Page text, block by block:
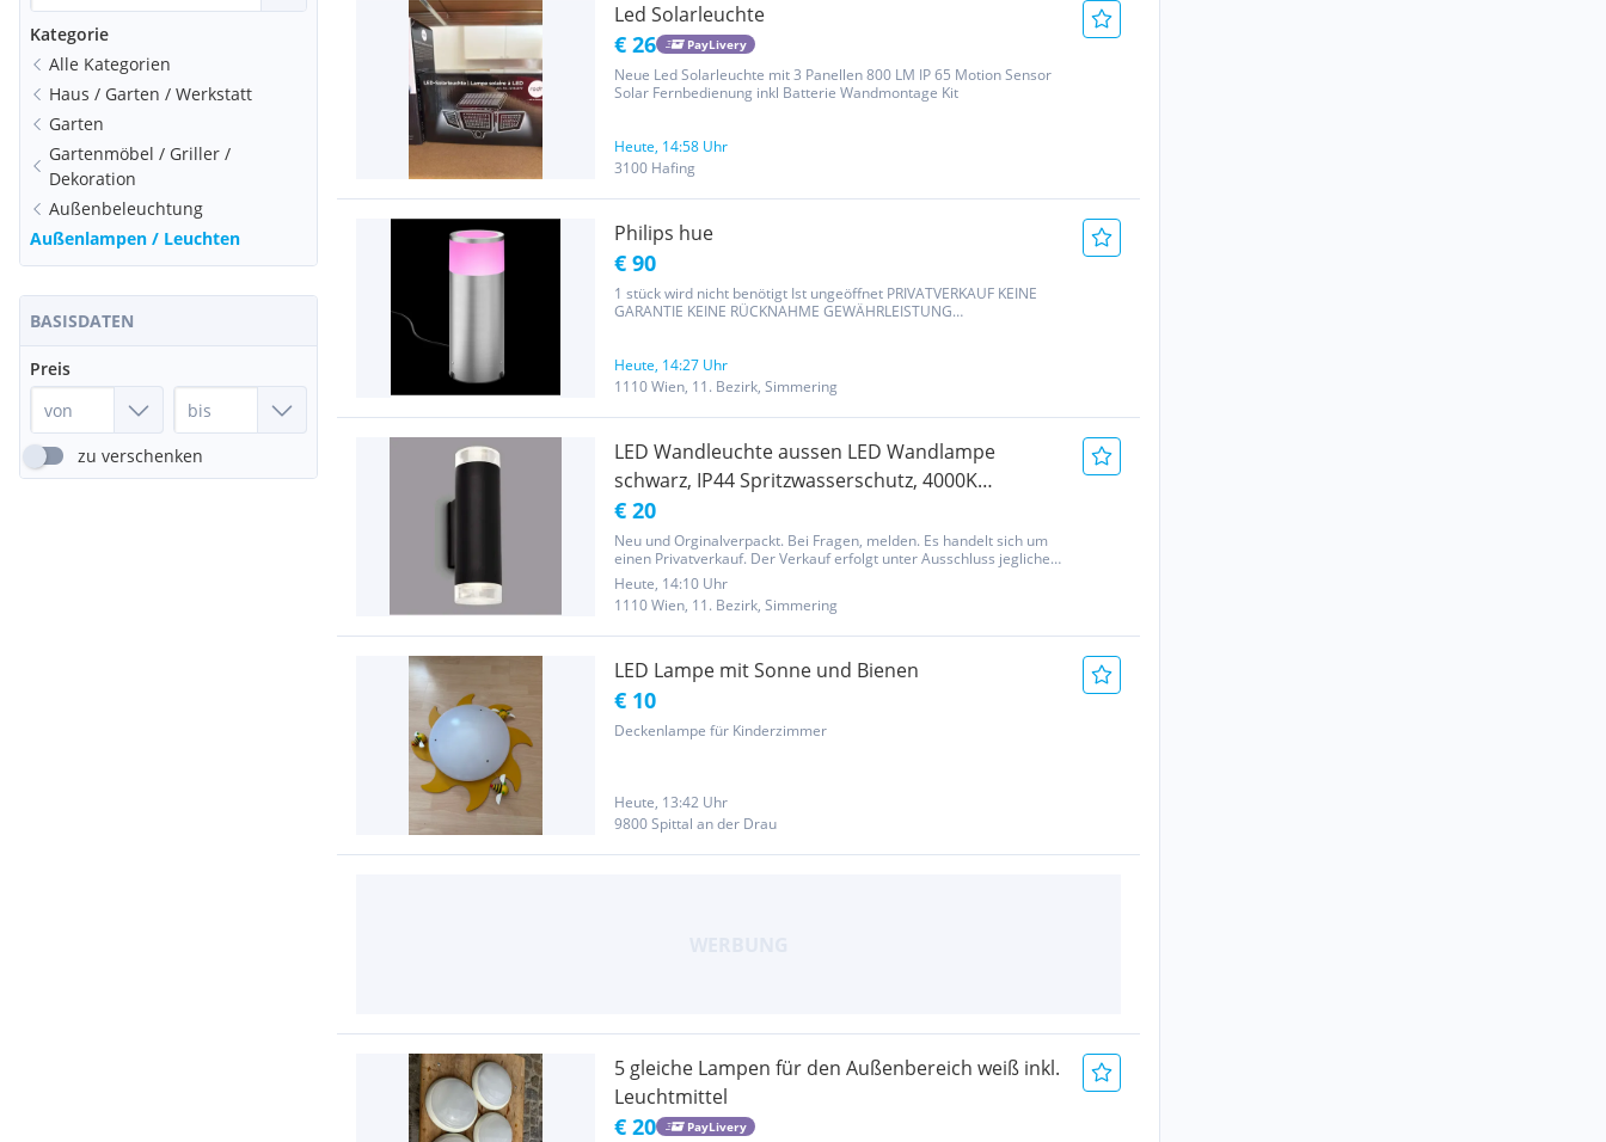
Kategorie
Alle Kategorien
Haus / Garten / Werkstatt
Garten
Gartenmöbel / Griller /
Dekoration
Außenbeleuchtung
Außenlampen / Leuchten
BASISDATEN
Preis
zu verschenken
Led Solarleuchte
€ 26 PayLivery
Neue Led Solarleuchte mit 3 Panellen 800 LM IP 65 Motion Sensor
Solar Fernbedienung inkl Batterie Wandmontage Kit
Heute, 14:58 Uhr
3100 Hafing
Philips hue
€ 90
1 stück wird nicht benötigt Ist ungeöffnet PRIVATVERKAUF KEINE
GARANTIE KEINE RÜCKNAHME GEWÄHRLEISTUNG
Heute, 14:27 Uhr
1110 Wien, 11. Bezirk, Simmering
LED Wandleuchte aussen LED Wandlampe
schwarz, IP44 Spritzwasserschutz, 4000K
neutralweißes Licht,
€ 20
Neu und Orginalverpackt. Bei Fragen, melden. Es handelt sich um
einen Privatverkauf. Der Verkauf erfolgt unter Ausschluss jeglicher
Gewährleistung.
Heute, 14:10 Uhr
1110 Wien, 11. Bezirk, Simmering
LED Lampe mit Sonne und Bienen
€ 10
Deckenlampe für Kinderzimmer
Heute, 13:42 Uhr
9800 Spittal an der Drau
5 gleiche Lampen für den Außenbereich weiß inkl.
Leuchtmittel
€ 20 PayLivery